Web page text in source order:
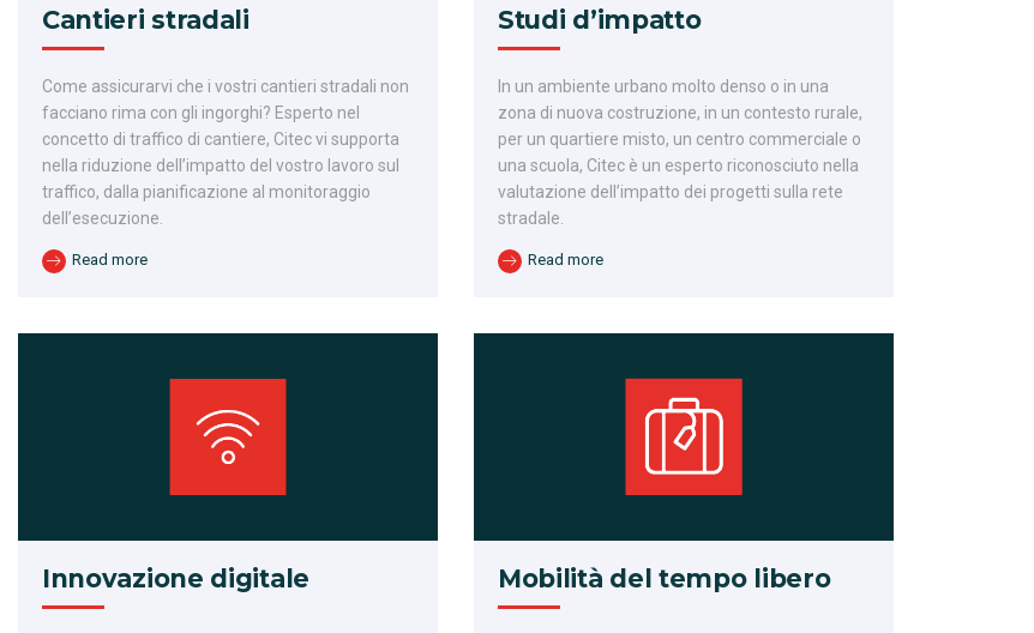
Cantieri stradali
Come assicurarvi che i vostri cantieri stradali non
facciano rima con gli ingorghi? Esperto nel
concetto di traffico di cantiere, Citec vi supporta
nella riduzione dell’impatto del vostro lavoro sul
traffico, dalla pianificazione al monitoraggio
dell’esecuzione.
Read more
Studi d’impatto
In un ambiente urbano molto denso o in una
zona di nuova costruzione, in un contesto rurale,
per un quartiere misto, un centro commerciale o
una scuola, Citec è un esperto riconosciuto nella
valutazione dell’impatto dei progetti sulla rete
stradale.
Read more
Innovazione digitale Mobilità del tempo libero